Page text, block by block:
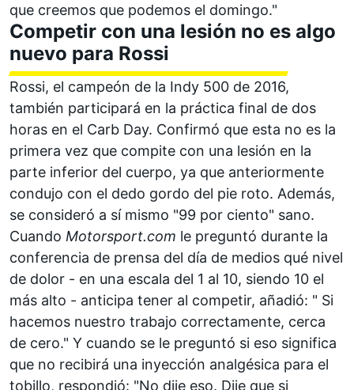
que creemos que podemos el domingo."
Competir con una lesión no es algo
nuevo para Rossi
Rossi, el campeón de la Indy 500 de 2016,
también participará en la práctica final de dos
horas en el Carb Day. Confirmó que esta no es la
primera vez que compite con una lesión en la
parte inferior del cuerpo, ya que anteriormente
condujo con el dedo gordo del pie roto. Además,
se consideró a sí mismo "99 por ciento" sano.
Cuando Motorsport.com le preguntó durante la
conferencia de prensa del día de medios qué nivel
de dolor - en una escala del 1 al 10, siendo 10 el
más alto - anticipa tener al competir, añadió: " Si
hacemos nuestro trabajo correctamente, cerca
de cero." Y cuando se le preguntó si eso significa
que no recibirá una inyección analgésica para el
tobillo, respondió: "No dije eso. Dije que si